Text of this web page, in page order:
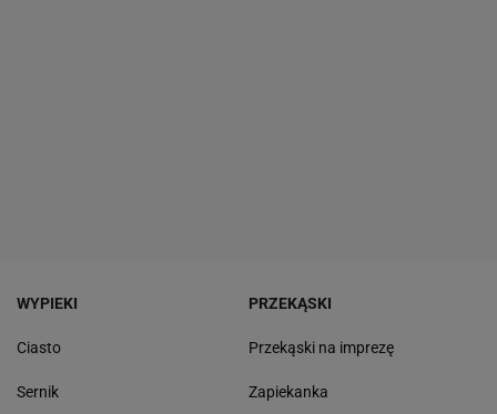
WYPIEKI
Ciasto
Sernik
PRZEKĄSKI
Przekąski na imprezę
Zapiekanka